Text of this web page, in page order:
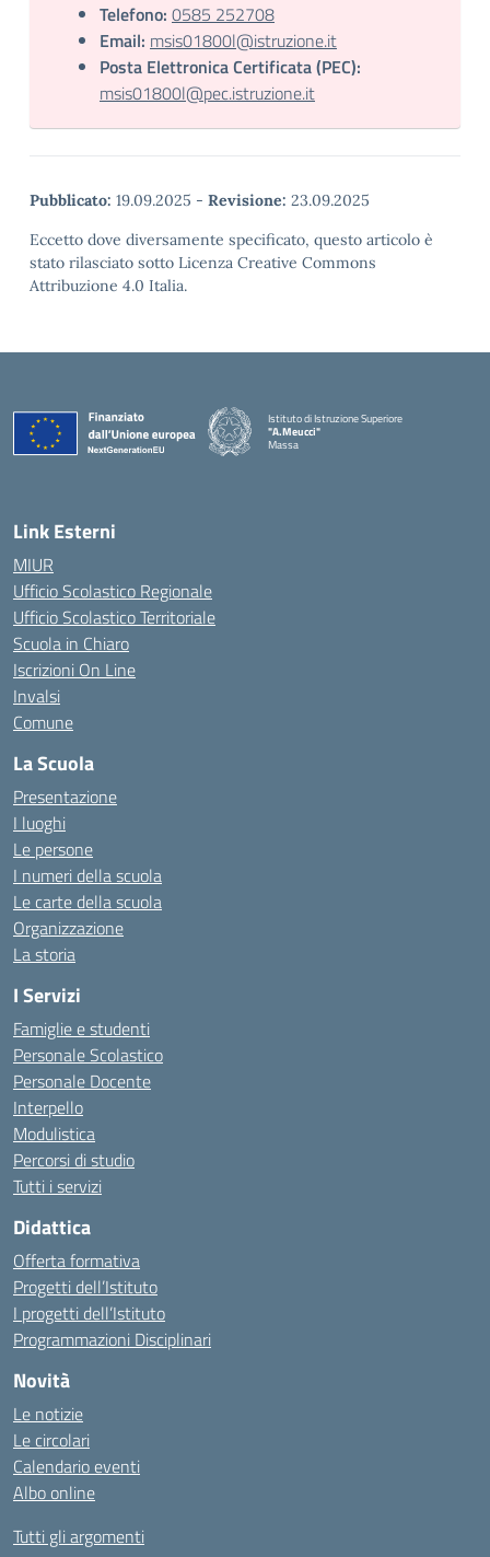
Telefono: 0585 252708
Email: msis01800l@istruzione.it
Posta Elettronica Certificata (PEC):
msis01800l@pec.istruzione.it
Pubblicato: 19.09.2025 - Revisione: 23.09.2025
Eccetto dove diversamente specificato, questo articolo è
stato rilasciato sotto Licenza Creative Commons
Attribuzione 4.0 Italia.
Istituto di Istruzione Superiore
"A.Meucci"
Massa
Link Esterni
MIUR
Ufficio Scolastico Regionale
Ufficio Scolastico Territoriale
Scuola in Chiaro
Iscrizioni On Line
Invalsi
Comune
La Scuola
Presentazione
I luoghi
Le persone
I numeri della scuola
Le carte della scuola
Organizzazione
La storia
I Servizi
Famiglie e studenti
Personale Scolastico
Personale Docente
Interpello
Modulistica
Percorsi di studio
Tutti i servizi
Didattica
Offerta formativa
Progetti dell’Istituto
I progetti dell’Istituto
Programmazioni Disciplinari
Novità
Le notizie
Le circolari
Calendario eventi
Albo online
Tutti gli argomenti